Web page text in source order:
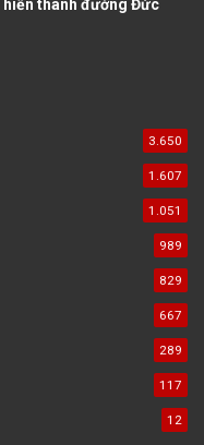
hiến thánh đường Đức
3.650
1.607
1.051
989
829
667
289
117
12